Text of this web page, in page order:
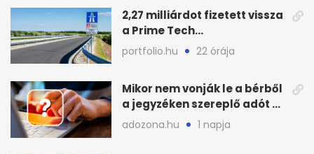
2,27 milliárdot fizetett vissza
a Prime Tech
Magántőkealap az
államnak
portfolio.hu 22 órája
Mikor nem vonják le a bérből
a jegyzéken szereplő adót és
járulékot?
adozona.hu 1 napja